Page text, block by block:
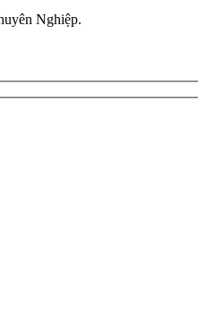
Nghiệp.